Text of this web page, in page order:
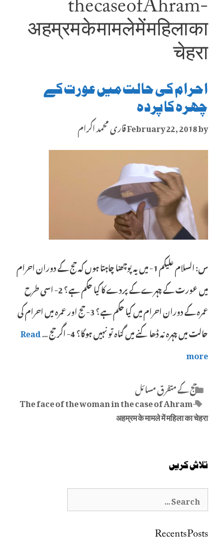
अहम्रम के मामले में महिला का
चेहरा
احرام کی حالت میں عورت کے
چہرہ کا پردہ
February 22, 2018by قاری محمد اکرام
س: السلام علیکم 1- میں یہ پوچھنا چاہتا ہوں کہ حج کے دوران احرام
میں عورت کے چہرے کے پردے کا کیا حکم ہے؟ 2- اسی طرح
عمرہ کے دوران احرام میں کیا حکم ہے؟ 3- حج اور عمرہ میں احرام کی
حالت میں چہرہ نہ ڈھاکنے میں گناہ تو نہیں ہوگا؟ 4- اگر حج …
Read
more
Categories
حج کے متفرق مسائل
Tags
The face of the woman in the case of Ahram-
अहम्रम के मामले में महिला का चेहरा
تلاش کریں
Search
Recents Posts